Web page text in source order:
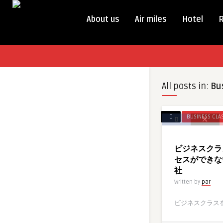
About us Air miles Hotel
All posts in:
BUSINESS
ビジネスク
セスができ
社
Written by par
ビジネスクラス